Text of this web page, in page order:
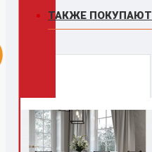
ТАКЖЕ ПОКУПАЮТ